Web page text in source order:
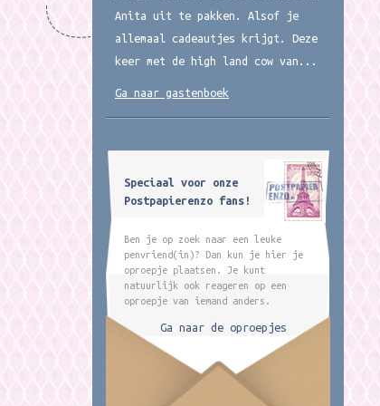
Anita uit te pakken. Alsof je
allemaal cadeautjes krijgt. Deze
keer met de high land cow van...
Ga naar gastenboek
Speciaal voor onze
Postpapierenzo fans!
Ben je op zoek naar een leuke
penvriend(in)? Dan kun je hier je
oproepje plaatsen. Je kunt
natuurlijk ook reageren op een
oproepje van iemand anders.
Ga naar de oproepjes